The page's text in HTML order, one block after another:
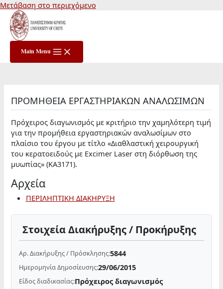
Μετάβαση στο περιεχόμενο
Main Menu
ΠΡΟΜΗΘΕΙΑ ΕΡΓΑΣΤΗΡΙΑΚΩΝ ΑΝΑΛΩΣΙΜΩΝ
Πρόχειρος διαγωνισμός με κριτήριο την χαμηλότερη τιμή
για την προμήθεια εργαστηριακών αναλωσίμων στο
πλαίσιο του έργου με τίτλο «Διαθλαστική χειρουργική
του κερατοειδούς με Excimer Laser στη διόρθωση της
μυωπίας» (ΚΑ3171).
Αρχεία
ΠΕΡΙΛΗΠΤΙΚΗ ΔΙΑΚΗΡΥΞΗ
Στοιχεία Διακήρυξης / Προκήρυξης
Αρ. Διακήρυξης / Πρόσκλησης:5844
Ημερομηνία Δημοσίευσης:29/06/2015
Είδος διαδικασίας:Πρόχειρος διαγωνισμός